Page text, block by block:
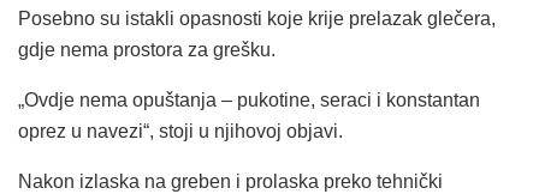
Posebno su istakli opasnosti koje krije prelazak glečera,
gdje nema prostora za grešku.
„Ovdje nema opuštanja – pukotine, seraci i konstantan
oprez u navezi“, stoji u njihovoj objavi.
Nakon izlaska na greben i prolaska preko tehnički